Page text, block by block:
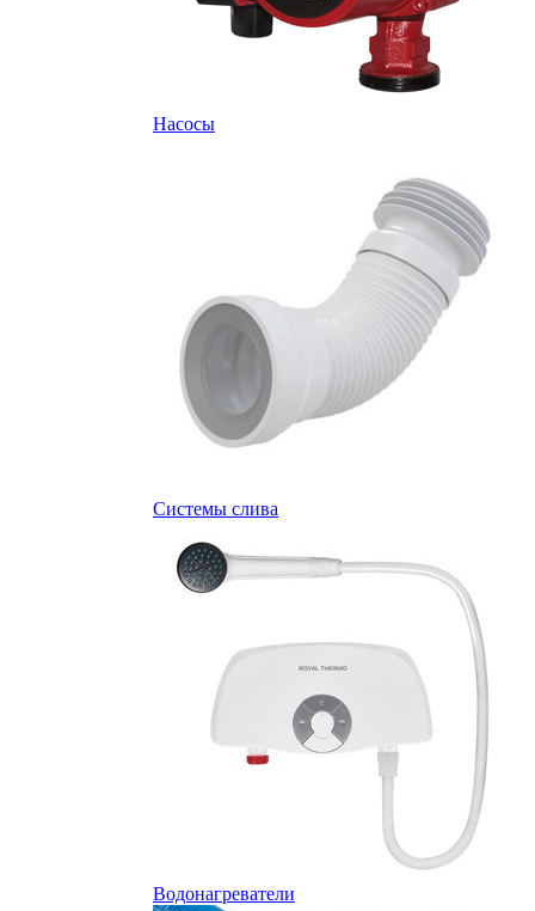
Насосы
Системы слива
Водонагреватели